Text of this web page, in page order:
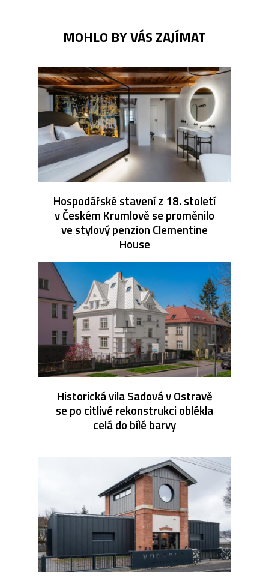
MOHLO BY VÁS ZAJÍMAT
Hospodářské stavení z 18. století
v Českém Krumlově se proměnilo
ve stylový penzion Clementine
House
Historická vila Sadová v Ostravě
se po citlivé rekonstrukci oblékla
celá do bílé barvy